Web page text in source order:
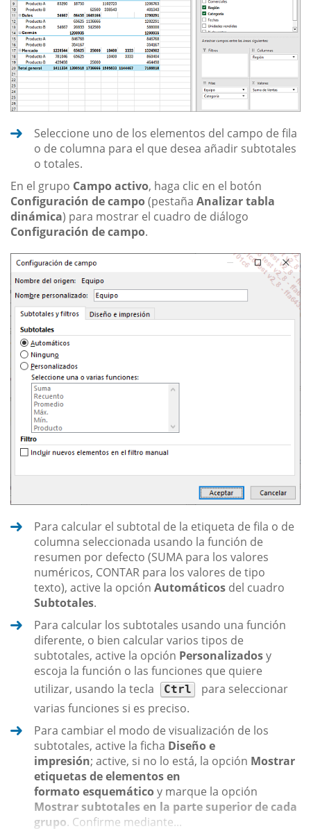
Seleccione uno de los elementos del campo de fila
o de columna para el que desea añadir subtotales
o totales.
En el grupo Campo activo, haga clic en el botón
Configuración de campo(pestaña Analizar tabla
dinámica) para mostrar el cuadro de diálogo
Configuración de campo.
Para calcular el subtotal de la etiqueta de fila o de
columna seleccionada usando la función de
resumen por defecto (SUMA para los valores
numéricos, CONTAR para los valores de tipo
texto), active la opción Automáticos del cuadro
Subtotales.
Para calcular los subtotales usando una función
diferente, o bien calcular varios tipos de
subtotales, active la opción Personalizadosy
escoja la función o las funciones que quiere
utilizar, usando la tecla
Ctrl
para seleccionar
varias funciones si es preciso.
Para cambiar el modo de visualización de los
subtotales, active la ficha Diseño e
impresión; active, si no lo está, la opción Mostrar
etiquetas de elementos en
formato esquemáticoy marque la opción
Mostrar subtotales en la parte superior de cada
grupo. Confirme mediante...